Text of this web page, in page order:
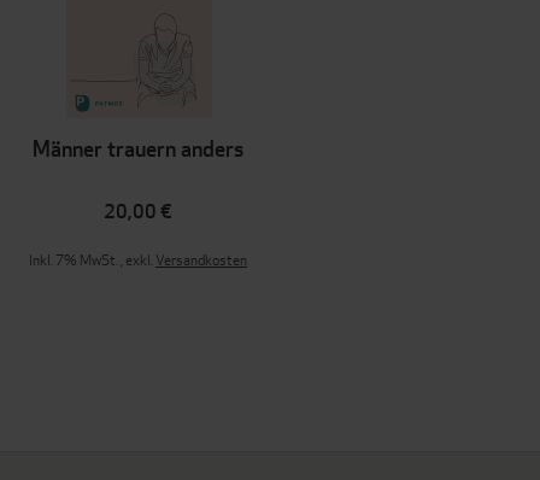
Männer trauern anders
20,00 €
Inkl. 7% MwSt.,exkl.Versandkosten